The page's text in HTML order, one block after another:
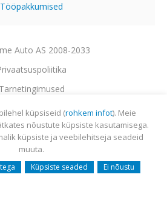
Tööpakkumised
Auto AS 2008-2033
Tarnetingimused
Garantii
Utiliseerimine
Sisukaart
Webmail
küpsiseid (rohkem infot). Meie
nõustute küpsiste kasutamisega.
küpsiste ja veebilehitseja seadeid
muuta.
Küpsiste seaded Ei nõustu